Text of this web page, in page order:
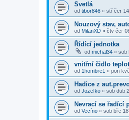
Svetlá
od tibor846 » stř čer
Nouzový stav,
od MilanXD » čtv čer
Řídící jednotka
od michal34 » sob
vnitřní čidlo
od 1hombre1 » pon
Hadice z
od Jozefko » sob dub
Nevrací se řadící
od Vecíno » sob bře